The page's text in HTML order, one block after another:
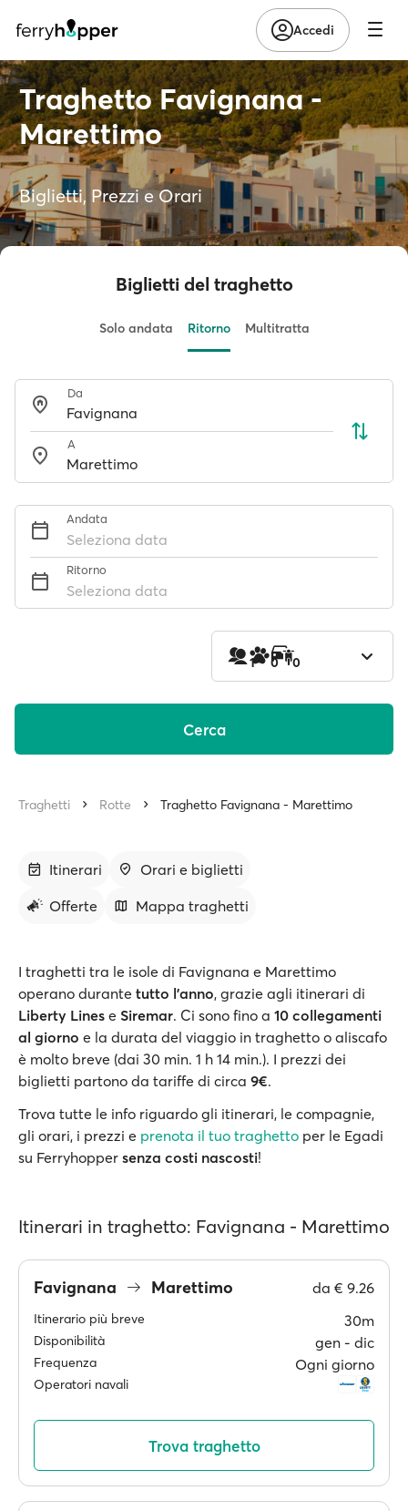
Accedi
Traghetto Favignana -
Marettimo
Biglietti, Prezzi e Orari
Biglietti del traghetto
Solo andata Ritorno Multitratta
Da
A
Andata
Seleziona data
Ritorno
Seleziona data
1 0 0
Cerca
Traghetti Rotte Traghetto Favignana - Marettimo
Itinerari
Orari e biglietti
Offerte
Mappa traghetti
I traghetti tra le isole di Favignana e Marettimo
operano durante tutto l’anno, grazie agli itinerari di
Liberty Lines e Siremar. Ci sono fino a 10 collegamenti
al giorno e la durata del viaggio in traghetto o aliscafo
è molto breve (dai 30 min. 1 h 14 min.). I prezzi dei
biglietti partono da tariffe di circa 9€.
Trova tutte le info riguardo gli itinerari, le compagnie,
gli orari, i prezzi e prenota il tuo traghetto per le Egadi
su Ferryhopper senza costi nascosti!
Itinerari in traghetto: Favignana - Marettimo
Favignana Marettimo da € 9.26
Itinerario più breve 30m
Disponibilità gen ‐ dic
Frequenza Ogni giorno
Operatori navali
Trova traghetto